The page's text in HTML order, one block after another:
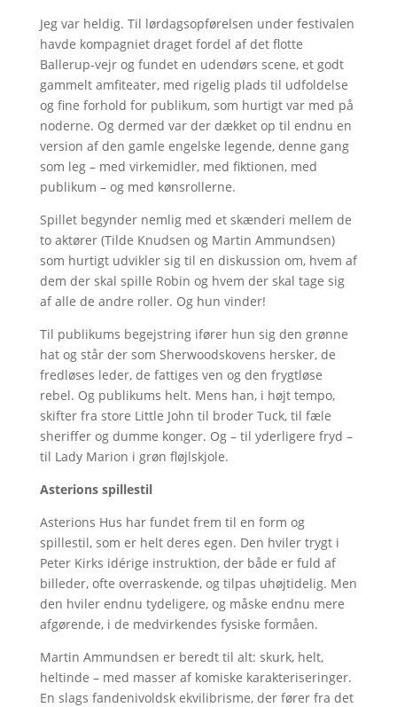
Jeg var heldig. Til lørdagsopførelsen under festivalen
havde kompagniet draget fordel af det flotte
Ballerup-vejr og fundet en udendørs scene, et godt
gammelt amfiteater, med rigelig plads til udfoldelse
og fine forhold for publikum, som hurtigt var med på
noderne. Og dermed var der dækket op til endnu en
version af den gamle engelske legende, denne gang
som leg – med virkemidler, med fiktionen, med
publikum – og med kønsrollerne.
Spillet begynder nemlig med et skænderi mellem de
to aktører (Tilde Knudsen og Martin Ammundsen)
som hurtigt udvikler sig til en diskussion om, hvem af
dem der skal spille Robin og hvem der skal tage sig
af alle de andre roller. Og hun vinder!
Til publikums begejstring ifører hun sig den grønne
hat og står der som Sherwoodskovens hersker, de
fredløses leder, de fattiges ven og den frygtløse
rebel. Og publikums helt. Mens han, i højt tempo,
skifter fra store Little John til broder Tuck, til fæle
sheriffer og dumme konger. Og – til yderligere fryd –
til Lady Marion i grøn fløjlskjole.
Asterions spillestil
Asterions Hus har fundet frem til en form og
spillestil, som er helt deres egen. Den hviler trygt i
Peter Kirks idérige instruktion, der både er fuld af
billeder, ofte overraskende, og tilpas uhøjtidelig. Men
den hviler endnu tydeligere, og måske endnu mere
afgørende, i de medvirkendes fysiske formåen.
Martin Ammundsen er beredt til alt: skurk, helt,
heltinde – med masser af komiske karakteriseringer.
En slags fandenivoldsk ekvilibrisme, der fører fra det